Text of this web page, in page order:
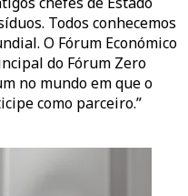
Todos conhecemos
O Fórum Económico
do Fórum Zero
no mundo em que o
como parceiro.”